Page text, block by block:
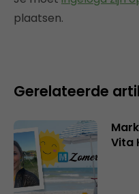
plaatsen.
Gerelateerde
Vita